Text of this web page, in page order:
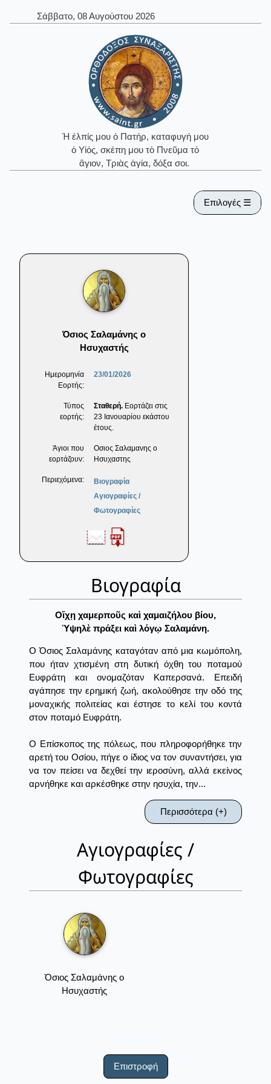
Σάββατο, 08 Αυγούστου 2026
Ἡ ἐλπίς μου ὁ Πατήρ, καταφυγή μου
ὁ Υἱός, σκέπη μου τὸ Πνεῦμα τὸ
ἅγιον, Τριὰς ἁγία, δόξα σοι.
Επιλογές ☰
Όσιος Σαλαμάνης ο
Ησυχαστής
Ημερομηνία
Εορτής:
23/01/2026
Τύπος
εορτής:
Σταθερή. Εορτάζει στις
23 Ιανουαρίου εκάστου
έτους.
Άγιοι που
εορτάζουν:
Οσιος Σαλαμανης ο
Ησυχαστης
Περιεχόμενα:
Βιογραφία
Αγιογραφίες /
Φωτογραφίες
Βιογραφία
Οἴχῃ χαμερποῦς καὶ χαμαιζήλου βίου,
Ὑψηλὲ πράξει καὶ λόγῳ Σαλαμάνη.
Ο Όσιος Σαλαμάνης καταγόταν από μια κωμόπολη,
που ήταν χτισμένη στη δυτική όχθη του ποταμού
Ευφράτη και ονομαζόταν Καπερσανά. Επειδή
αγάπησε την ερημική ζωή, ακολούθησε την οδό της
μοναχικής πολιτείας και έστησε το κελί του κοντά
στον ποταμό Ευφράτη.
Ο Επίσκοπος της πόλεως, που πληροφορήθηκε την
αρετή του Οσίου, πήγε ο ίδιος να τον συναντήσει, για
να τον πείσει να δεχθεί την ιεροσύνη, αλλά εκείνος
αρνήθηκε και αρκέσθηκε στην ησυχία, την...
Περισσότερα (+)
Αγιογραφίες /
Φωτογραφίες
Όσιος Σαλαμάνης ο
Ησυχαστής
Επιστροφή